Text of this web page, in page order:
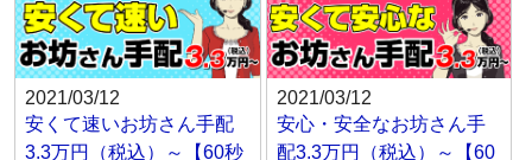
2021/03/12
安くて速いお坊さん手配
3.3万円（税込）～【60秒
2021/03/12
安心・安全なお坊さん手
配3.3万円（税込）～【60